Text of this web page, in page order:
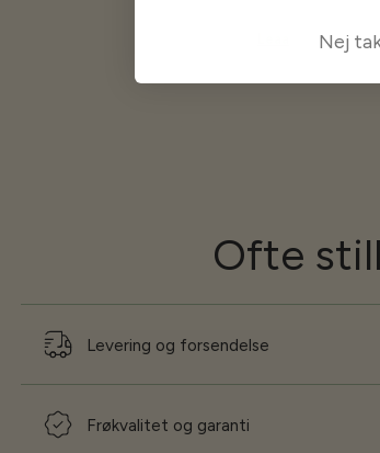
Ofte
Levering og forsendelse
Frøkvalitet og garanti
Nej